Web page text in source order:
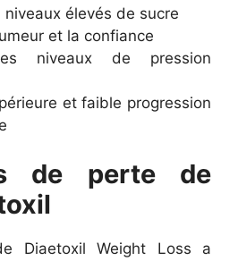
niveaux élevés de sucre
et la confiance
niveaux de pression
et faible progression
de perte de
Diaetoxil Weight Loss a